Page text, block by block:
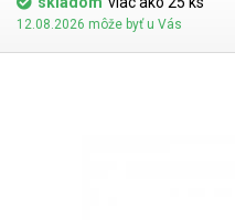
12.08.2026 môže byť u Vás